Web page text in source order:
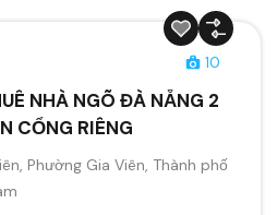
10
NHÀ NGÕ ĐÀ NẴNG 2
CỔNG RIÊNG
Phường Gia Viên, Thành phố